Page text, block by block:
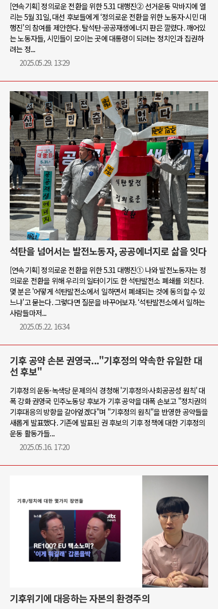
[연속기획] 정의로운 전환을 위한 5.31 대행진② 선거운동 막바지에 열
리는 5월 31일, 대선 후보들에게 ‘정의로운 전환을 위한 노동자·시민 대
행진’의 참여를 제안한다. 탈석탄-공공재생에너지 판은 깔렸다. 깨어있
는 노동자들, 시민들이 모이는 곳에 대통령이 되려는 정치인과 집권하
려는 정...
2025.05.29. 13:29
석탄을 넘어서는 발전노동자, 공공에너지로 삶을 잇다
[연속기획] 정의로운 전환을 위한 5.31 대행진① 나와 발전노동자는 정
의로운 전환을 위해 우리의 일터이기도 한 석탄발전소 폐쇄를 외친다.
몇 분은 '어떻게 석탄발전소에서 일하면서 폐쇄되는 것에 동의할 수 있
느냐'고 묻는다. 그렇다면 질문을 바꾸어보자. ‘석탄발전소에서 일하는
사람들마저...
2025.05.22. 16:34
기후 공약 손본 권영국..."기후정의 약속한 유일한 대
선 후보"
기후정의 운동·녹색당 문제의식 경청해 '기후정의·사회공공성 원칙' 대
폭 강화 권영국 민주노동당 후보가 기후 공약을 대폭 손보고 "정치권의
기후대응의 방향을 갈아엎겠다"며 "기후정의 원칙"을 반영한 공약들을
새롭게 발표했다. 기존에 발표된 권 후보의 기후 정책에 대한 기후정의
운동 활동가들...
2025.05.16. 17:20
기후위기에 대응하는 자본의 환경주의